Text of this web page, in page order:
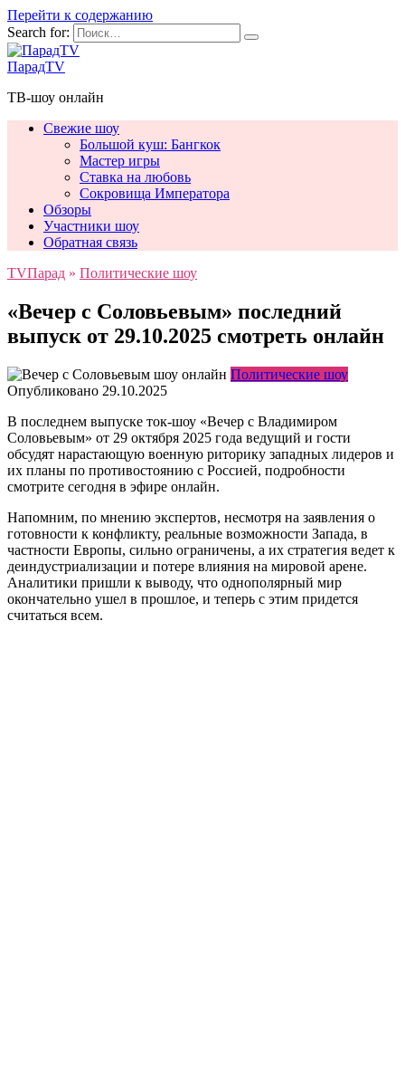
Перейти к содержанию
Search for:
ПарадTV
ТВ-шоу онлайн
Свежие шоу
Большой куш: Бангкок
Мастер игры
Ставка на любовь
Сокровища Императора
Обзоры
Участники шоу
Обратная связь
TVПарад » Политические шоу
«Вечер с Соловьевым» последний
выпуск от 29.10.2025 смотреть онлайн
Политические шоу
Опубликовано 29.10.2025
В последнем выпуске ток-шоу «Вечер с Владимиром
Соловьевым» от 29 октября 2025 года ведущий и гости
обсудят нарастающую военную риторику западных лидеров и
их планы по противостоянию с Россией, подробности
смотрите сегодня в эфире онлайн.
Напомним, по мнению экспертов, несмотря на заявления о
готовности к конфликту, реальные возможности Запада, в
частности Европы, сильно ограничены, а их стратегия ведет к
деиндустриализации и потере влияния на мировой арене.
Аналитики пришли к выводу, что однополярный мир
окончательно ушел в прошлое, и теперь с этим придется
считаться всем.